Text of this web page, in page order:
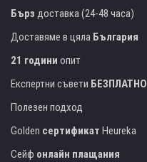
Бърз доставка (24-48 часа)
Доставяме в цяла България
21 години опит
Експертни съвети БЕЗПЛАТНО
Полезен подход
Golden сертификат Heureka
Сейф онлайн плащания